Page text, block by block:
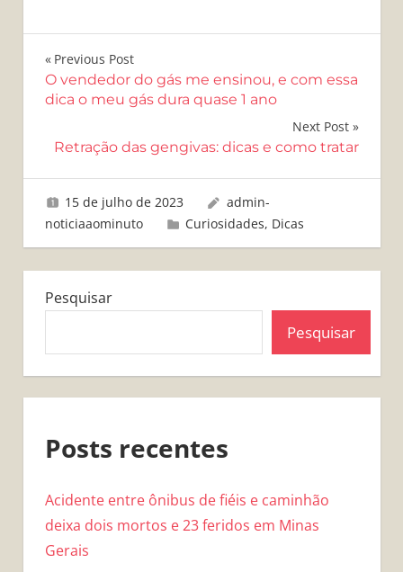
Navegação
de
Post
Previous Post
O vendedor do gás me ensinou, e com essa
dica o meu gás dura quase 1 ano
Next Post
Retração das gengivas: dicas e como tratar
15 de julho de 2023
admin-
noticiaaominuto
Curiosidades, Dicas
Pesquisar
Pesquisar
Posts recentes
Acidente entre ônibus de fiéis e caminhão
deixa dois mortos e 23 feridos em Minas
Gerais